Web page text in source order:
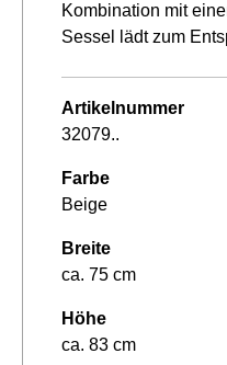
Kombination mit
Sessel lädt zum
Artikelnummer
32079..
Farbe
Beige
Breite
ca. 75 cm
Höhe
ca. 83 cm